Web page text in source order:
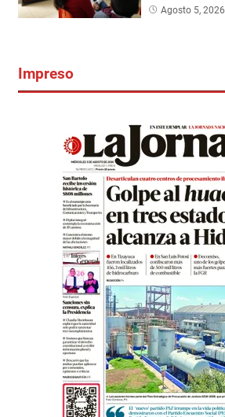
Agosto 5, 2026
Impreso